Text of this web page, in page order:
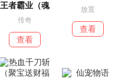
王者霸业（魂
传奇
查看
放置
查看